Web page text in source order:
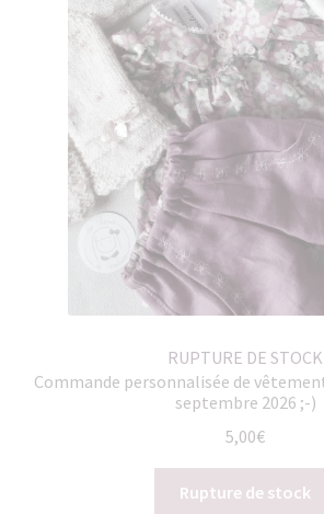
RUPTURE DE STOCK
Commande personnalisée de
septembre 2026 ;-)
5,00€
Rupture de stock